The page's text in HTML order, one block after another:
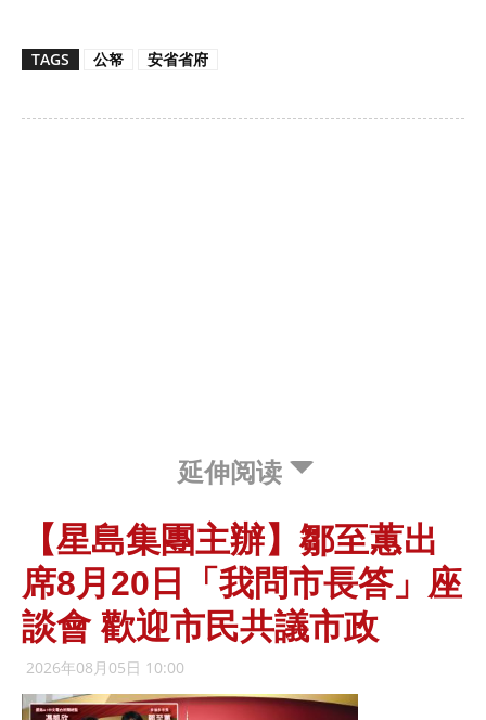
TAGS 公帑 安省省府
延伸阅读
【星島集團主辦】鄒至蕙出
席8月20日「我問市長答」座
談會 歡迎市民共議市政
2026年08月05日 10:00